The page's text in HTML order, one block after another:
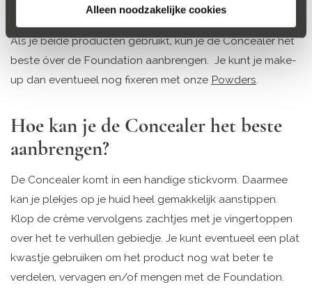
Alleen noodzakelijke cookies
Over of onder je Foundation
Als je beide producten gebruikt, kun je de Concealer het
beste óver de Foundation aanbrengen. Je kunt je make-
up dan eventueel nog fixeren met onze Powders.
Hoe kan je de Concealer het beste
aanbrengen?
De Concealer komt in een handige stickvorm. Daarmee
kan je plekjes op je huid heel gemakkelijk aanstippen.
Klop de crème vervolgens zachtjes met je vingertoppen
over het te verhullen gebiedje. Je kunt eventueel een plat
kwastje gebruiken om het product nog wat beter te
verdelen, vervagen en/of mengen met de Foundation.